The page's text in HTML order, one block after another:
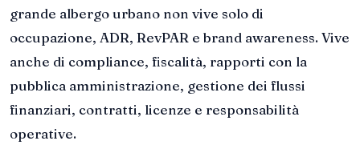
grande albergo urbano non vive solo di
occupazione, ADR, RevPAR e brand awareness. Vive
anche di compliance, fiscalità, rapporti con la
pubblica amministrazione, gestione dei flussi
finanziari, contratti, licenze e responsabilità
operative.